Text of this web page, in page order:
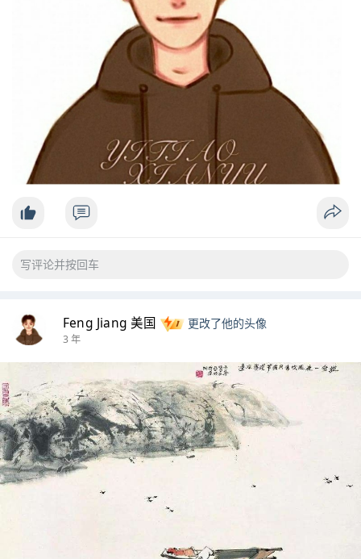
Feng Jiang 美国 更改了他的头像
3 年